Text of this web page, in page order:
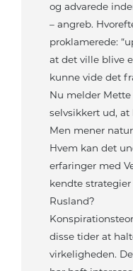
og advarede
– angreb.
proklamerede:
at det ville blive
kunne vide det
Nu melder
selvsikkert ud, at
Men mener
Hvem kan det
erfaringer med
kendte
Rusland?
disse tider at
virkeligheden.